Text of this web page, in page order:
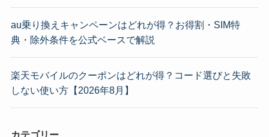
au乗り換えキャンペーンはどれが得？お得割・SIM特
典・除外条件を公式ベースで解説
楽天モバイルのクーポンはどれが得？コード選びと失敗
しない使い方【2026年8月】
カテゴリー